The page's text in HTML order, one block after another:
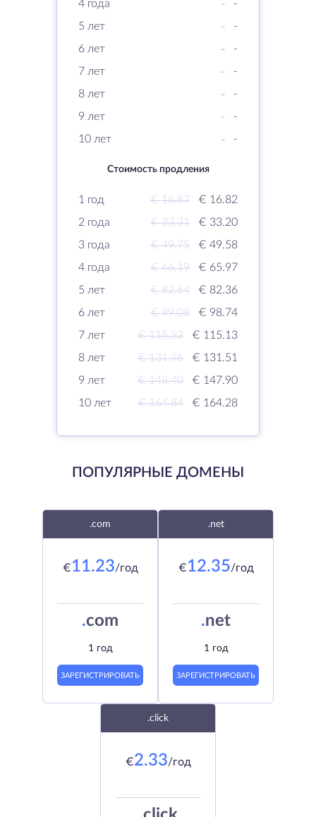
4 года
-
-
5 лет
-
-
6 лет
-
-
7 лет
-
-
8 лет
-
-
9 лет
-
-
10 лет
- -
Стоимость продления
1 год € 16.87
€ 16.82
2 года
€ 33.31
€ 33.20
3 года
€ 49.75
€ 49.58
4 года
€ 66.19
€ 65.97
5 лет
€ 82.64
€ 82.36
6 лет
€ 99.08
€ 98.74
7 лет
€ 115.52
€ 115.13
8 лет
€ 131.96
€ 131.51
9 лет
€ 148.40
€ 147.90
10 лет
€ 164.84 € 164.28
ПОПУЛЯРНЫЕ ДОМЕНЫ
.com
€11.23/год
.com
1 год
ЗАРЕГИСТРИРОВАТЬ
.net
€12.35/год
.net
1 год
ЗАРЕГИСТРИРОВАТЬ
.click
€2.33/год